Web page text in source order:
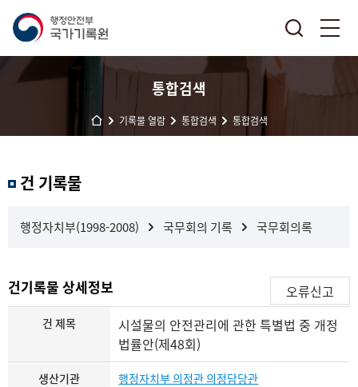
통합검색
기록물 열람 통합검색 통합검색
과 건 기록물
행정자치부(1998-2008) 국무회의 기록 국무회의록
건기록물 상세정보 오류신고
건 제목
시설물의 안전관리에 관한 특별법 중 개정
법률안(제48회)
생산기관 행정자치부 의정관 의정담당관